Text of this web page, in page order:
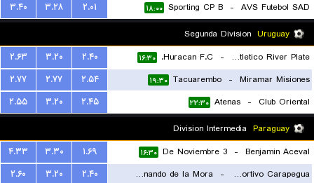
AVS Futebol SAD
-
Sporting CP B ۱۸:۰۰ ۲.۰۱ ۳.۲۸
۳.۴۰
Uruguay
Club Atletico River Plate
-
Huracan F.C. ۱۶:۳۰ ۲.۴۰ ۳.۲۰
۲.۶۳
Miramar Misiones
-
Tacuarembo ۱۹:۳۰ ۲.۵۴ ۲.۷۷
۲.۷۷
Club Oriental
-
Atenas ۲۲:۳۰ ۲.۴۵ ۳.۲۰
۲.۵۵
Paraguay
Benjamin Aceval
-
3 De Noviembre ۱۶:۳۰ ۱.۶۹ ۳.۳۰
۴.۳۳
Club Sportivo Carapegua
-
Fernando de la Mora ۲.۴۰ ۳.۲۰
۲.۶۰